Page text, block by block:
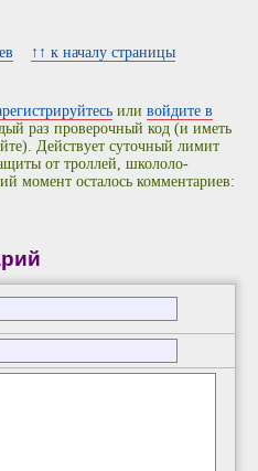
↑↑ к началу страницы
иливойдите в
раз проверочный код (и иметь
Действует суточный лимит
от троллей, школоло-
момент осталось комментариев: